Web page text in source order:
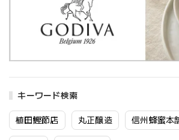
キーワード検索
植田鰹節店 丸正醸造 信州蜂蜜本